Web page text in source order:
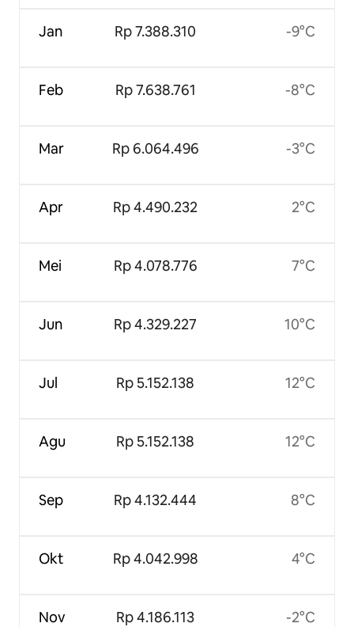
Jan
Feb
Mar
Apr
Mei
Jun
Jul
Agu
Sep
Okt
Nov
Rp 7.388.310
Rp 7.638.761
Rp 6.064.496
Rp 4.490.232
Rp 4.078.776
Rp 4.329.227
Rp 5.152.138
Rp 5.152.138
Rp 4.132.444
Rp 4.042.998
Rp 4.186.113
-9°C
-8°C
-3°C
2°C
7°C
10°C
12°C
12°C
8°C
4°C
-2°C